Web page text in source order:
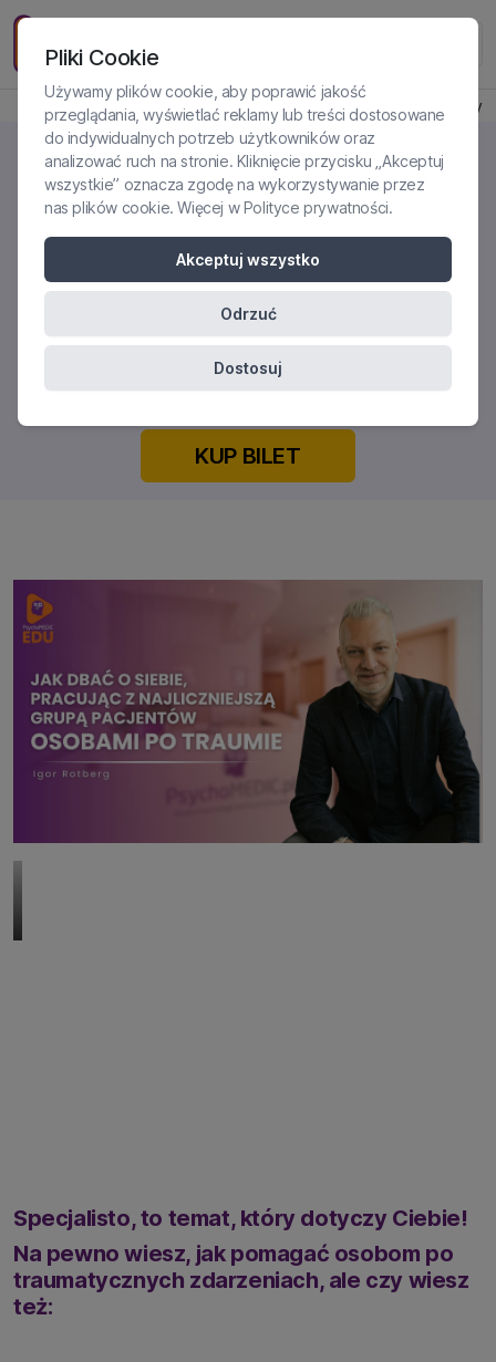
Produkt jest dostępny
JAK DBAĆ O SIEBIE, PRACUJĄC Z
NAJLICZNIEJSZĄ GRUPĄ
PACJENTÓW - OSOBAMI PO
TRAUMIE?
Certyfikowane szkolenie online
KUP BILET
Specjalisto, to temat, który dotyczy Ciebie!
Na pewno wiesz, jak pomagać osobom po
traumatycznych zdarzeniach, ale czy wiesz
też:
Pliki Cookie
Używamy plików cookie, aby poprawić jakość
przeglądania, wyświetlać reklamy lub treści dostosowane
do indywidualnych potrzeb użytkowników oraz
analizować ruch na stronie. Kliknięcie przycisku „Akceptuj
wszystkie” oznacza zgodę na wykorzystywanie przez
nas plików cookie. Więcej wPolityce prywatności.
Akceptuj wszystko
Odrzuć
Dostosuj